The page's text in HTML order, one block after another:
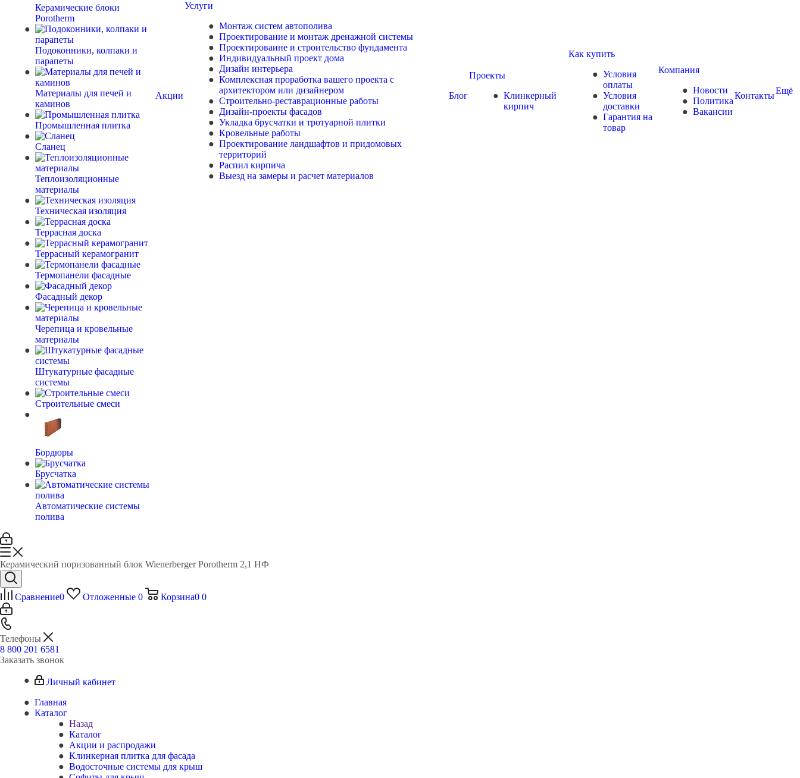
Керамические блоки
Porotherm
Подоконники, колпаки и
парапеты
Материалы для печей и
каминов
Промышленная плитка
Сланец
Теплоизоляционные
материалы
Техническая изоляция
Террасная доска
Террасный керамогранит
Термопанели фасадные
Фасадный декор
Черепица и кровельные
материалы
Штукатурные фасадные
системы
Строительные смеси
Бордюры
Брусчатка
Автоматические системы
полива
Акции
Услуги
Монтаж систем автополива
Проектирование и монтаж дренажной системы
Проектироваине и строительство фундамента
Индивидуальный проект дома
Дизайн интерьера
Комплексная проработка вашего проекта с
архитектором или дизайнером
Строительно-реставрационные работы
Дизайн-проекты фасадов
Укладка брусчатки и тротуарной плитки
Кровельные работы
Проектирование ландшафтов и придомовых
территорий
Распил кирпича
Выезд на замеры и расчет материалов
Блог
Проекты
Клинкерный
кирпич
Как купить
Условия
оплаты
Условия
доставки
Гарантия на
товар
Компания
Новости
Политика
Вакансии
КонтактыЕщё
Керамический поризованный блок Wienerberger Porotherm 2,1 НФ
Сравнение0 Отложенные 0 Корзина0 0
Телефоны
8 800 201 6581
Заказать звонок
Личный кабинет
Главная
Каталог
Назад
Каталог
Акции и распродажи
Клинкерная плитка для фасада
Водосточные системы для крыш